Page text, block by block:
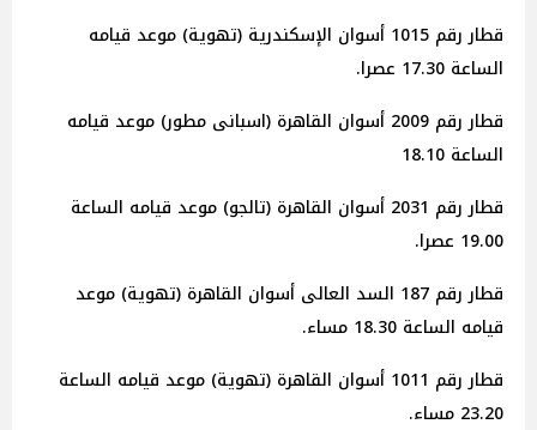
قطار رقم 1015 أسوان الإسكندرية (تهوية) موعد قيامه
الساعة 17.30 عصرا.
قطار رقم 2009 أسوان القاهرة (اسبانى مطور) موعد قيامه
الساعة 18.10
قطار رقم 2031 أسوان القاهرة (تالجو) موعد قيامه الساعة
19.00 عصرا.
قطار رقم 187 السد العالى أسوان القاهرة (تهوية) موعد
قيامه الساعة 18.30 مساء.
قطار رقم 1011 أسوان القاهرة (تهوية) موعد قيامه الساعة
23.20 مساء.